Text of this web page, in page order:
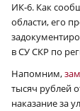
ИК‑6. Как
области, его
в СУ СКР по
Напомним,
тысяч рублей
наказание за